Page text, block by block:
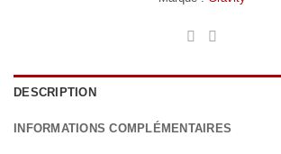
DESCRIPTION
INFORMATIONS COMPLÉMENTAIRES